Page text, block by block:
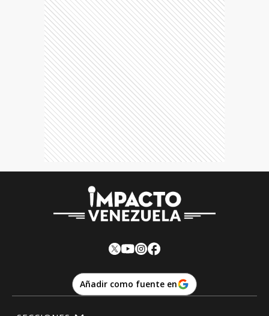
Añadir como fuente en